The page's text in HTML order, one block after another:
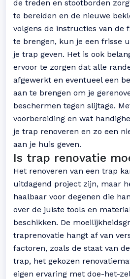
de treden en stootborden
te bereiden en de nieuwe
volgens de instructies van de
te brengen, kun je een frisse
je trap geven. Het is ook
ervoor te zorgen dat alle
afgewerkt en eventueel een
aan te brengen om je
beschermen tegen slijtage.
voorbereiding en wat
je trap renoveren en zo een
aan je huis geven.
Is trap renovatie
Het renoveren van een trap
uitdagend project zijn, maar
haalbaar voor degenen die
over de juiste tools en
beschikken. De
traprenovatie hangt af van
factoren, zoals de staat van
trap, het gekozen
eigen ervaring met doe-het-